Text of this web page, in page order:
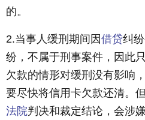
的。
2.当事人缓刑期间因借贷纠
纷，不属于刑事案件，因此
欠款的情形对缓刑没有影响
要尽快将信用卡欠款还清。
法院判决和裁定结论，会涉